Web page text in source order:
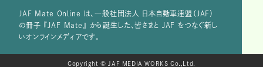
JAF Mate Online は、⼀般社団法⼈ ⽇本⾃動⾞連盟（JAF）
の冊子 『JAF Mate』 から誕⽣した、皆さまと JAF をつなぐ新し
いオンラインメディアです。
Copyright © JAF MEDIA WORKS Co.,Ltd.